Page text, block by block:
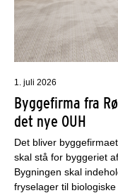
1. juli 2026
Byggefirma fra
det nye OUH
Det bliver
skal stå for byggeriet
Bygningen skal
fryselager til biologiske